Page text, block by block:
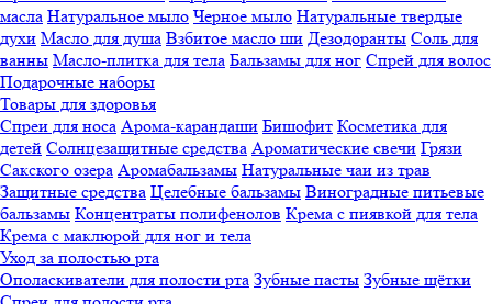
масла Натуральное мыло Черное мыло Натуральные твердые
духи Масло для душа Взбитое масло ши Дезодоранты Соль для
ванны Масло-плитка для тела Бальзамы для ног Спрей для волос
Подарочные наборы
Товары для здоровья
Спреи для носа Арома-карандаши Бишофит Косметика для
детей Солнцезащитные средства Ароматические свечи Грязи
Cакского озера Аромабальзамы Натуральные чаи из трав
Защитные средства Целебные бальзамы Виноградные питьевые
бальзамы Концентраты полифенолов Крема с пиявкой для тела
Крема с маклюрой для ног и тела
Уход за полостью рта
Ополаскиватели для полости рта Зубные пасты Зубные щётки